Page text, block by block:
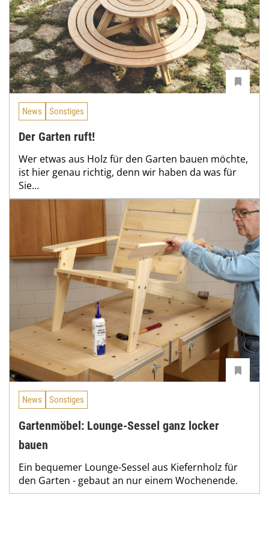
News Sonstiges
Der Garten ruft!
Wer etwas aus Holz für den Garten bauen möchte,
ist hier genau richtig, denn wir haben da was für
Sie...
News Sonstiges
Gartenmöbel: Lounge-Sessel ganz locker
bauen
Ein bequemer Lounge-Sessel aus Kiefernholz für
den Garten - gebaut an nur einem Wochenende.